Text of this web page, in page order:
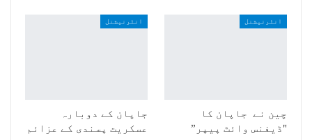
انٹرنیشنل
چین نے جاپان کا
"ڈیفنس وائٹ پیپر”
انٹرنیشنل
جاپان کے دوبارہ
عسکریت پسندی کے عزائم